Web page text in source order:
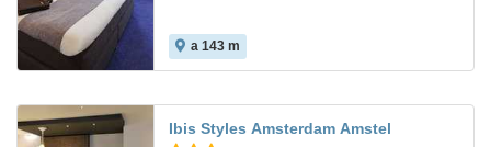
a 143 m
Ibis Styles Amsterdam Amstel